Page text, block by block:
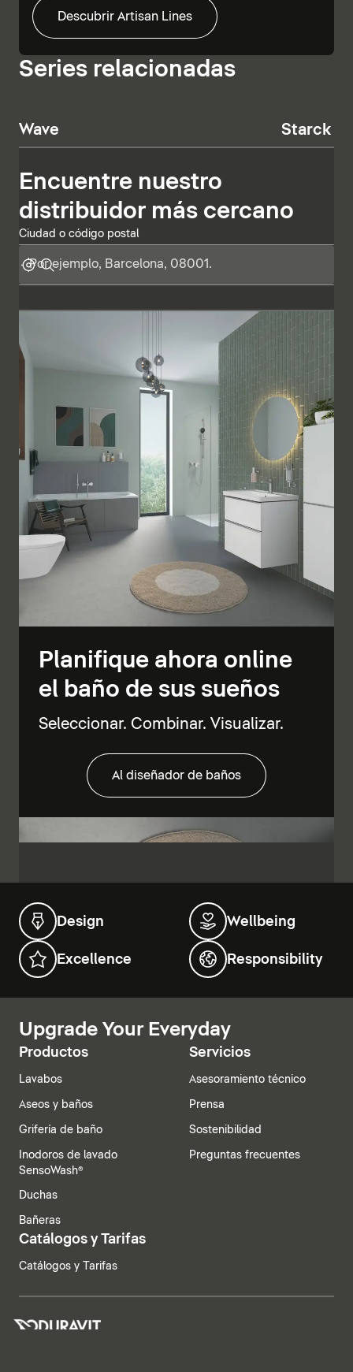
Descubrir Artisan Lines
Series relacionadas
Wave Starck T
Encuentre nuestro
distribuidor más cercano
Ciudad o código postal
Planifique ahora online
el baño de sus sueños
Seleccionar. Combinar. Visualizar.
Al diseñador de baños
Design Wellbeing
Excellence Responsibility
Upgrade Your Everyday
Productos
Lavabos
Aseos y baños
Grifería de baño
Inodoros de lavado
SensoWash®
Duchas
Bañeras
Servicios
Asesoramiento técnico
Prensa
Sostenibilidad
Preguntas frecuentes
Catálogos y Tarifas
Catálogos y Tarifas